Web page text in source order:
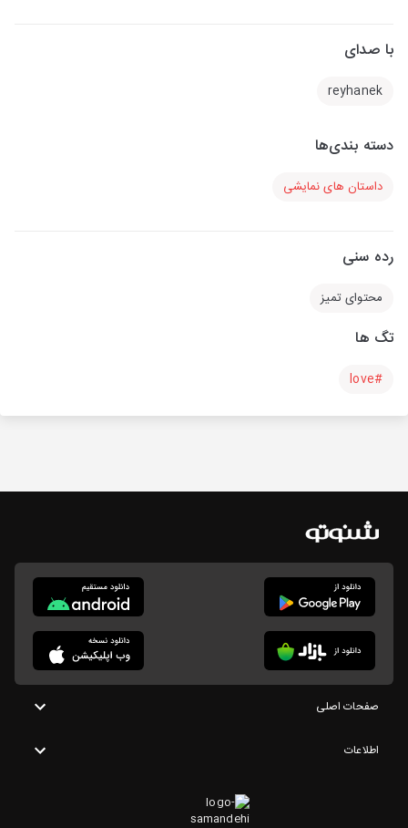
با صدای
reyhanek
دسته بندی‌ها
داستان های نمایشی
رده سنی
محتوای تمیز
تگ ها
#love
صفحات اصلی
اطلاعات